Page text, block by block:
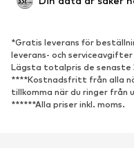
Sneakers
Pumps & högklackade skor
Sandaler
*Gratis leverans för
leverans- och
Lägsta totalpris de senaste
****Kostnadsfritt från alla
tillkomma när du ringer från
******Alla priser inkl. moms.